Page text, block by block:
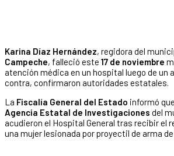
Karina Díaz Hernández, regidora del
Campeche, falleció este 17 de noviembre
atención médica en un hospital luego de un
contra, confirmaron autoridades estatales.
La Fiscalía General del Estado informó
Agencia Estatal de Investigaciones del
acudieron el Hospital General tras recibir el
una mujer lesionada por proyectil de arma